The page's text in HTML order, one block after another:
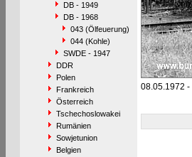
DB - 1949
DB - 1968
043 (Ölfeuerung)
044 (Kohle)
SWDE - 1947
DDR
Polen
Frankreich
Österreich
Tschechoslowakei
Rumänien
Sowjetunion
Belgien
08.05.1972